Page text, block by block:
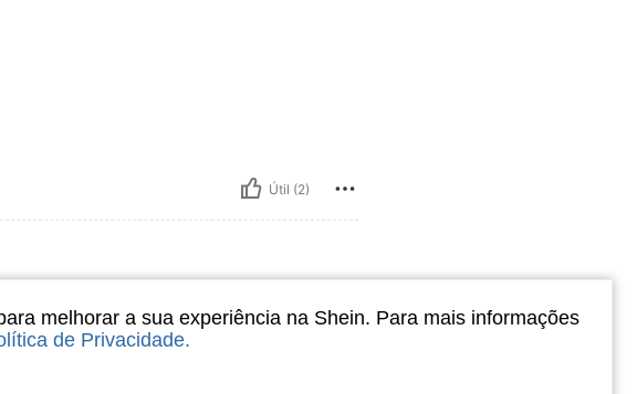
Útil (2)
M Tamanho:
melhorar a sua experiência na Shein. Para mais informações
de Privacidade.